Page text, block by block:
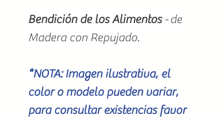
Bendición de los Alimentos - de
Madera con Repujado.
*NOTA: Imagen ilustrativa, el
color o modelo pueden variar,
para consultar existencias favor